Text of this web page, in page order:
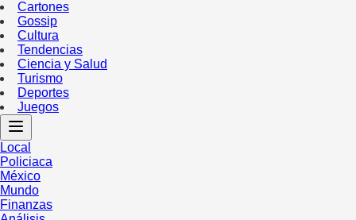
Cartones
Gossip
Cultura
Tendencias
Ciencia y Salud
Turismo
Deportes
Juegos
Local
Policiaca
México
Mundo
Finanzas